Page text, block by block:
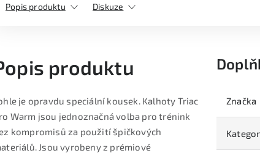
Popis produktu Diskuze
produktu
je opravdu speciální kousek. Kalhoty Triac
Warm jsou jednoznačná volba pro trénink
kompromisů za použití špičkových
Jsou vyrobeny z prémiové
Značka